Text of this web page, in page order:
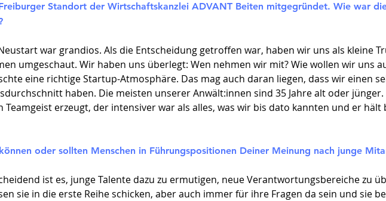
Standort der Wirtschaftskanzlei ADVANT Beiten mitgegründet. Wie war
war grandios. Als die Entscheidung getroffen war, haben wir uns als kleine
umgeschaut. Wir haben uns überlegt: Wen nehmen wir mit? Wie wollen wir uns
eine richtige Startup-Atmosphäre. Das mag auch daran liegen, dass wir einen
haben. Die meisten unserer Anwält:innen sind 35 Jahre alt oder
Teamgeist erzeugt, der intensiver war als alles, was wir bis dato kannten und er hält
oder sollten Menschen in Führungspositionen Deiner Meinung nach junge
ist es, junge Talente dazu zu ermutigen, neue Verantwortungsbereiche zu
sie in die erste Reihe schicken, aber auch immer für ihre Fragen da sein und sie